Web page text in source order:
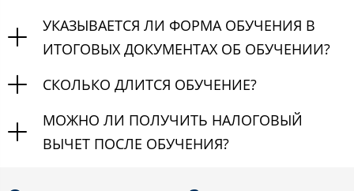
УКАЗЫВАЕТСЯ ЛИ ФОРМА ОБУЧЕНИЯ В
ИТОГОВЫХ ДОКУМЕНТАХ ОБ ОБУЧЕНИИ?
СКОЛЬКО ДЛИТСЯ ОБУЧЕНИЕ?
МОЖНО ЛИ ПОЛУЧИТЬ НАЛОГОВЫЙ
ВЫЧЕТ ПОСЛЕ ОБУЧЕНИЯ?